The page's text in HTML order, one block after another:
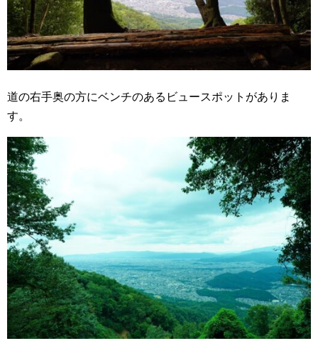
道の右手奥の方にベンチのあるビュースポットがありま
す。